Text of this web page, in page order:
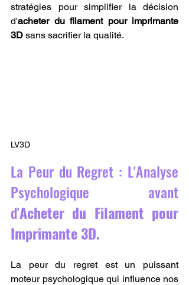
stratégies pour simplifier la décision
d'acheter du filament pour imprimante
3D sans sacrifier la qualité.
LV3D
La Peur du Regret : L'Analyse
Psychologique avant
d'Acheter du Filament pour
Imprimante 3D.
La peur du regret est un puissant
moteur psychologique qui influence nos